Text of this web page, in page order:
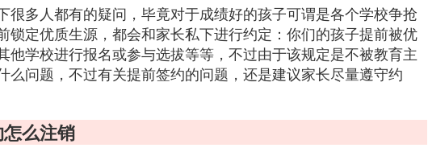
很多人都有的疑问，毕竟对于成绩好的孩子可谓是各个学校争抢
锁定优质生源，都会和家长私下进行约定：你们的孩子提前被优
他学校进行报名或参与选拔等等，不过由于该规定是不被教育主
么问题，不过有关提前签约的问题，还是建议家长尽量遵守约
么注销